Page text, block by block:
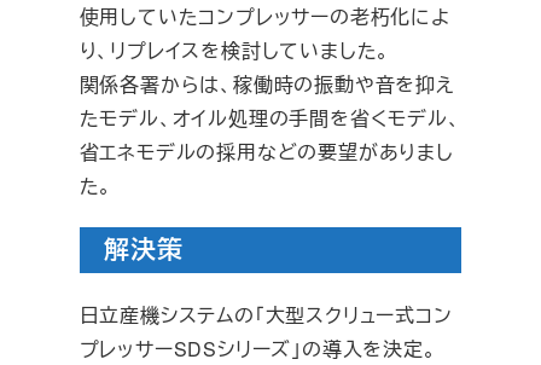
使用していたコンプレッサーの老朽化によ
り、リプレイスを検討していました。
関係各署からは、稼働時の振動や音を抑え
たモデル、オイル処理の手間を省くモデル、
省エネモデルの採用などの要望がありまし
た。
解決策
日立産機システムの「大型スクリュー式コン
プレッサーSDSシリーズ」の導入を決定。